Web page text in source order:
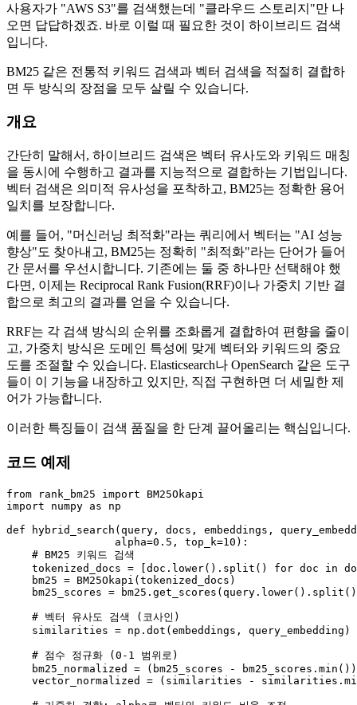
사용자가 "AWS S3"를 검색했는데 "클라우드 스토리지"만 나
오면 답답하겠죠. 바로 이럴 때 필요한 것이 하이브리드 검색
입니다.
BM25 같은 전통적 키워드 검색과 벡터 검색을 적절히 결합하
면 두 방식의 장점을 모두 살릴 수 있습니다.
개요
간단히 말해서, 하이브리드 검색은 벡터 유사도와 키워드 매칭
을 동시에 수행하고 결과를 지능적으로 결합하는 기법입니다.
벡터 검색은 의미적 유사성을 포착하고, BM25는 정확한 용어
일치를 보장합니다.
예를 들어, "머신러닝 최적화"라는 쿼리에서 벡터는 "AI 성능
향상"도 찾아내고, BM25는 정확히 "최적화"라는 단어가 들어
간 문서를 우선시합니다. 기존에는 둘 중 하나만 선택해야 했
다면, 이제는 Reciprocal Rank Fusion(RRF)이나 가중치 기반 결
합으로 최고의 결과를 얻을 수 있습니다.
RRF는 각 검색 방식의 순위를 조화롭게 결합하여 편향을 줄이
고, 가중치 방식은 도메인 특성에 맞게 벡터와 키워드의 중요
도를 조절할 수 있습니다. Elasticsearch나 OpenSearch 같은 도구
들이 이 기능을 내장하고 있지만, 직접 구현하면 더 세밀한 제
어가 가능합니다.
이러한 특징들이 검색 품질을 한 단계 끌어올리는 핵심입니다.
코드 예제
from rank_bm25 import
import numpy as np
def
hybrid_search (query, docs, embeddings,
                 alpha=
0.5 , top_k=10 ):
# BM25 키워드 검색
    tokenized_docs = [doc.lower().split()
for doc in
    bm25 = BM25Okapi(tokenized_docs)
bm25_scores =
# 벡터 유사도 검색 (코사인)
    similarities = np.dot(embeddings, query_embedding)
# 점수 정규화 (0-1 범위로)
    bm25_normalized = (bm25_scores - bm25_scores.
min ())
    vector_normalized = (similarities - similarities.